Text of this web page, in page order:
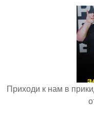
Приходи к нам в